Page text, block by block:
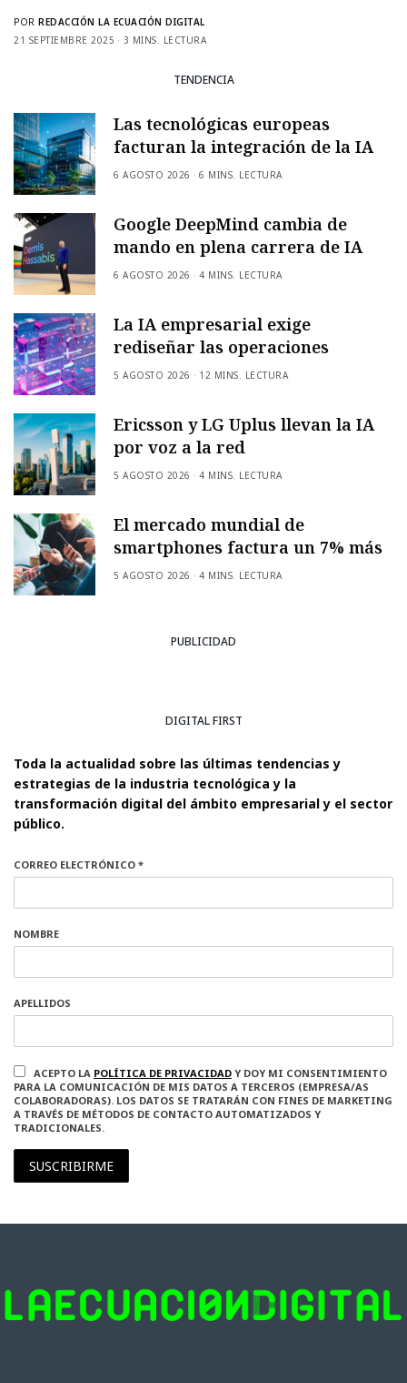
POR REDACCIÓN LA ECUACIÓN DIGITAL
21 SEPTIEMBRE 2025
3 MINS. LECTURA
TENDENCIA
Las tecnológicas europeas
facturan la integración de la IA
6 AGOSTO 2026 6 MINS. LECTURA
Google DeepMind cambia de
mando en plena carrera de IA
6 AGOSTO 2026 4 MINS. LECTURA
La IA empresarial exige
rediseñar las operaciones
5 AGOSTO 2026 12 MINS. LECTURA
Ericsson y LG Uplus llevan la IA
por voz a la red
5 AGOSTO 2026 4 MINS. LECTURA
El mercado mundial de
smartphones factura un 7% más
5 AGOSTO 2026 4 MINS. LECTURA
PUBLICIDAD
DIGITAL FIRST
Toda la actualidad sobre las últimas tendencias y
estrategias de la industria tecnológica y la
transformación digital del ámbito empresarial y el sector
público.
CORREO ELECTRÓNICO *
NOMBRE
APELLIDOS
ACEPTO LA POLÍTICA DE PRIVACIDAD Y DOY MI CONSENTIMIENTO
PARA LA COMUNICACIÓN DE MIS DATOS A TERCEROS (EMPRESA/AS
COLABORADORAS). LOS DATOS SE TRATARÁN CON FINES DE MARKETING
A TRAVÉS DE MÉTODOS DE CONTACTO AUTOMATIZADOS Y
TRADICIONALES.
SUSCRIBIRME